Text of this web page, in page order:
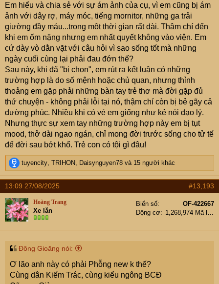
được).
1. Trước khi mẹ em mất 1 tuần thì bà được chuyển về
Khoa hồi sức cấp cứu (hoặc tương tự vậy, thường giai
đoạn cuối của BN sẽ chuyển hết về đây). Chuyển về
được 1 - 2 hôm gì đó thì chị gái em từ Miền Nam bay ra,
hỗ trợ hai ae chăm bà. Đến ngày cuối, nghĩ là chắc bà
vẫn còn nằm dài dài nữa nên Chị gái xin phép bay vào
MN để thu xếp cv rồi lại bay ra sau (do hôm đi gấp nên
còn tồn một số việc). Sáng hôm đó, em chở Chị ra Sân
bay Nội bài, bình thường sau khi Chị qua Cửa An nình thì
em ra lấy xe về. Nhưng hôm đó, em không về ngay mà ra
sảnh và ngồi tư lự một mình. Bỗng một lúc sau, Chị gái
gọi điện bảo là Chị bị khụy chân xuống, không đi được,
đang ngồi ở chỗ cửa, ngay sau gần CB Hải quan để làm
thủ tục lúc vào ấy. Cùng lúc đó, em có thêm cuộc gọi khác
của người nhà, bảo về Viện gấp, các Bác sỹ vừa hội
chẩn xong và đề nghị gặp người nhà để nói chuyện, tiên
lượng xấu.
Nghe xong, em gọi lại chị gái, bảo là hủy vé, hai chị em
quay về Viện. Bà chị Ok thì lại đứng dậy, đi bình thường.
Trên đường về Viện, hai chị em có linh cảm mẹ sẽ không
2. Chuyện này xảy ra sau khi mẹ em mất được một năm.
có cái gì đó trong lòng, ngẫm nghĩ việc "Tại sao những
ngày cuối cùng, không để mẹ yên mà vẫn đồng ý để Bác
Em hiểu và chia sẻ với sự ám ảnh của cụ, vì em cũng bị ám
ảnh với dây rợ, máy móc, tiếng mornitor, những ga trải
giường đầy máu...trong một thời gian rất dài. Thậm chí đến
khi em ốm nặng nhưng em nhất quyết không vào viện. Em
cứ dày vò dằn vặt với câu hỏi vì sao sống tốt mà những
ngày cuối cùng lại phải đau đớn thế?
Sau này, khi đã "bị chọn", em rút ra kết luận có những
trường hợp là do số mệnh hoặc chủ quan, nhưng thỉnh
thoảng em gặp phải những bàn tay trẻ thơ mà đời gặp đủ
thứ chuyện - không phải lỗi tại nó, thậm chí còn bị bẻ gãy cả
đường phúc. Nhiều khi có vẻ em giống như kẻ nói đạo lý.
Nhưng thực sự xem tay những trường hợp này em bị tụt
mood, thở dài ngao ngán, chỉ mong đời trước sống cho tử tế
để đời sau bớt khổ. Trẻ con có tội gì đâu!
R
e
a
c
t
i
o
n
s
tuyencity TRIHON Daisynguyen78 và 15 người khác
13:09 27/08/2025 #13,193
Hoàng Trang
Xe lăn
Biển số
OF-422667
Động cơ
Đông Gioăng nói:
Ơ lão anh này có phải Phỗng new k thế?
Cùng dân Kiếm Trác, cùng kiểu ngông BCĐ